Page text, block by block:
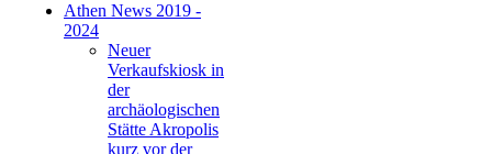
Athen News 2019 -
2024
Neuer
Verkaufskiosk in
der
archäologischen
Stätte Akropolis
kurz vor der